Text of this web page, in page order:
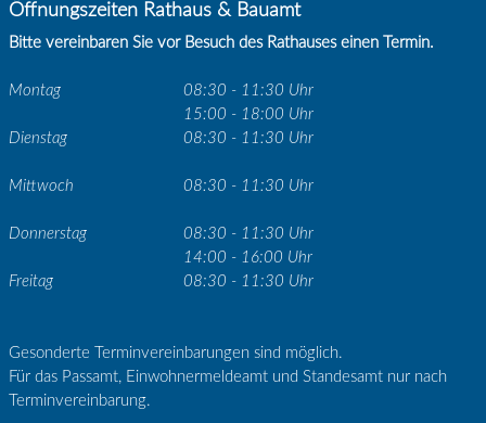
Öffnungszeiten Rathaus & Bauamt
Bitte vereinbaren Sie vor Besuch des Rathauses einen Termin.
Montag
08:30 - 11:30 Uhr
15:00 - 18:00 Uhr
Dienstag
08:30 - 11:30 Uhr
Mittwoch 08:30 - 11:30 Uhr
Donnerstag
08:30 - 11:30 Uhr
14:00 - 16:00 Uhr
Freitag
08:30 - 11:30 Uhr
Gesonderte Terminvereinbarungen sind möglich.
Für das Passamt, Einwohnermeldeamt und Standesamt nur nach
Terminvereinbarung.